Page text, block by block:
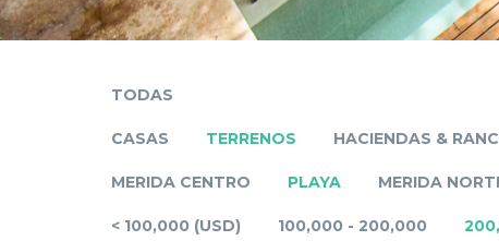
TODAS
CASAS TERRENOS HACIENDAS &
MERIDA CENTRO PLAYA MERIDA
< 100,000 (USD) 100,000 - 200,000